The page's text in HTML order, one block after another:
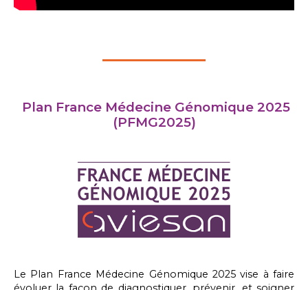
Plan France Médecine Génomique 2025
(PFMG2025)
Le Plan France Médecine Génomique 2025 vise à faire